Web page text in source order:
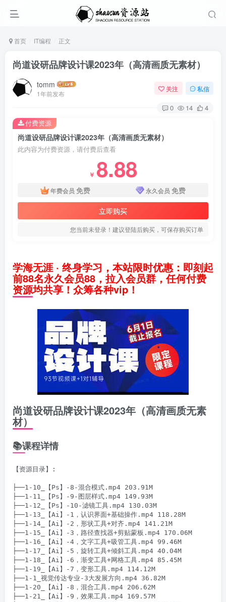
首页 IT编程 正文
尚道设研品牌设计课2023年（高清画质无素材）
tomm
1年前发布
关注 私信
0 14 4
尚道设研品牌设计课2023年（高清画质无素材）
此内容为付费资源，请付费后查看
￥ 8.88
年费会员 免费 永久会员 免费
立即购买
您当前未登录！建议登陆后购买，可保存购买订单
付费资源
学海无涯 · 终身学习，本站限时优惠：即刻起
前88名永久会员88，拉入会员群，任何付费
资源均共享！众筹各种vip！
尚道设研品牌设计课2023年（高清画质无素
材）
📚课程详情
【资源目录】:
├──1-10_【Ps】-8-混合模式.mp4 203.91M
├──1-11_【Ps】-9-图层样式.mp4 149.93M
├──1-12_【Ps】-10-滤镜工具.mp4 130.03M
├──1-13_【Ai】-1，认识界面+基础操作.mp4 118.28M
├──1-14_【Ai】-2，形状工具+对齐.mp4 141.21M
├──1-15_【Ai】-3，路径查找器+剪贴蒙板.mp4 170.06M
├──1-16_【Ai】-4，文字工具+吸管工具.mp4 99.46M
├──1-17_【Ai】-5，旋转工具+倾斜工具.mp4 40.04M
├──1-18_【Ai】-6，渐变工具+网格工具.mp4 85.45M
├──1-19_【Ai】-7，变形工具.mp4 114.12M
├──1-1_视觉传达专业-3大发展方向.mp4 36.82M
├──1-20_【Ai】-8，混合工具.mp4 206.62M
├──1-21_【Ai】-9，效果工具.mp4 169.57M